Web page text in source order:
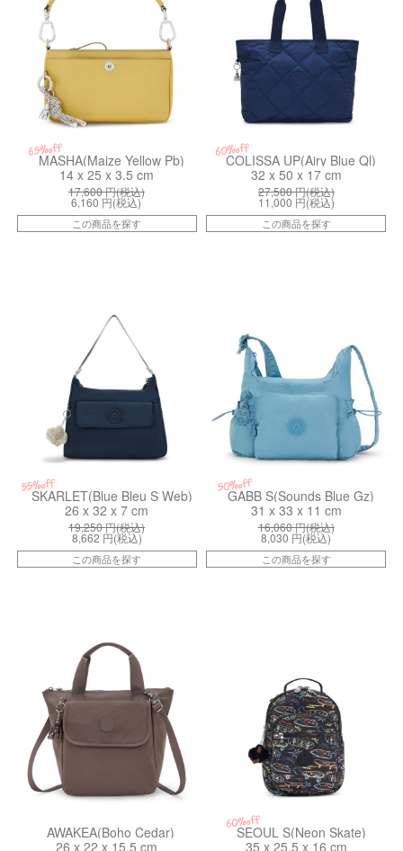
65%off
MASHA(Maize Yellow Pb)
14 x 25 x 3.5 cm
17,600円(税込)
6,160 円(税込)
この商品を探す
60%off
COLISSA UP(Airy Blue Ql)
32 x 50 x 17 cm
27,500円(税込)
11,000 円(税込)
この商品を探す
55%off
SKARLET(Blue Bleu S Web)
26 x 32 x 7 cm
19,250円(税込)
8,662 円(税込)
この商品を探す
50%off
GABB S(Sounds Blue Gz)
31 x 33 x 11 cm
16,060円(税込)
8,030 円(税込)
この商品を探す
AWAKEA(Boho Cedar)
26 x 22 x 15.5 cm
60%off
SEOUL S(Neon Skate)
35 x 25.5 x 16 cm